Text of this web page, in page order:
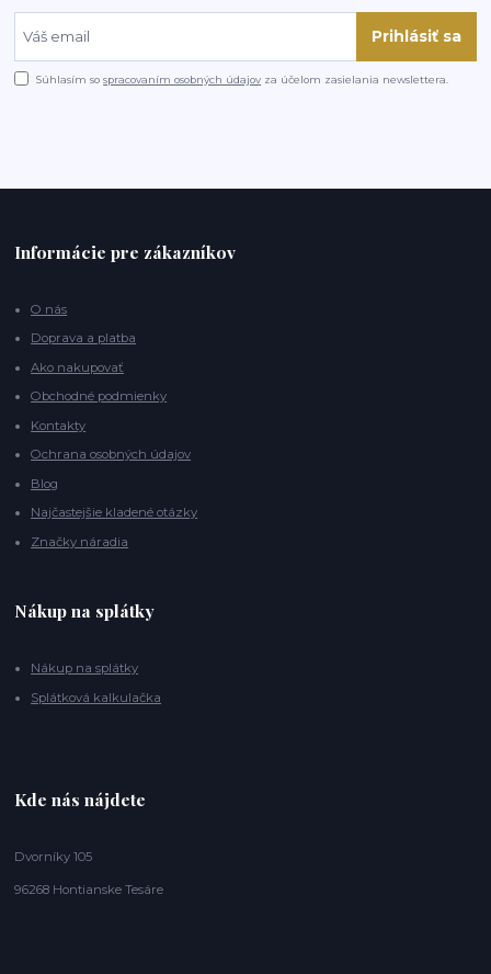
Prihlásiť sa
Súhlasím sospracovaním osobných údajov za účelom zasielania newslettera.
Informácie pre zákazníkov
O nás
Doprava a platba
Ako nakupovať
Obchodné podmienky
Kontakty
Ochrana osobných údajov
Blog
Najčastejšie kladené otázky
Značky náradia
Nákup na splátky
Nákup na splátky
Splátková kalkulačka
Kde nás nájdete
Dvorníky 105
96268 Hontianske Tesáre